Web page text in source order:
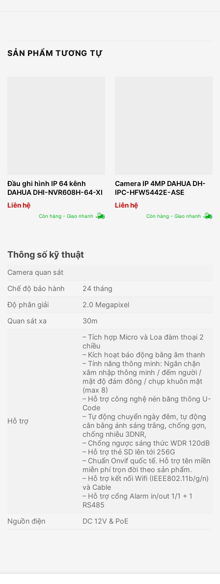
SẢN PHẨM TƯƠNG TỰ
Đầu ghi hình IP 64 kênh
DAHUA DHI-NVR608H-64-XI
Liên hệ
Còn hàng - Giao nhanh
Camera IP 4MP DAHUA DH-
IPC-HFW5442E-ASE
Liên hệ
Còn hàng - Giao nhanh
Thông số kỹ thuật
Camera quan sát
Chế độ bảo hành
24 tháng
Độ phân giải
2.0 Megapixel
Quan sát xa
30m
Hỗ trợ
– Tích hợp Micro và Loa đàm thoại 2
chiều
– Kích hoạt báo động bằng âm thanh
– Tính năng thông minh: Ngăn chặn
xâm nhập thông minh / đếm người /
mật độ đám đông / chụp khuôn mặt
(max 8)
– Hỗ trợ công nghệ nén băng thông U-
Code
– Tự động chuyển ngày đêm, tự động
cân bằng ánh sáng trắng, chống gợn,
chống nhiễu 3DNR,
– Chống ngược sáng thức WDR 120dB
– Hỗ trợ thẻ SD lên tới 256G
– Chuẩn Onvif quốc tế. Hỗ trợ tên miền
miễn phí trọn đời theo sản phẩm.
– Hỗ trợ kết nối Wifi (IEEE802.11b/g/n)
và Cable
– Hỗ trợ cổng Alarm in/out 1/1 + 1
RS485
Nguồn điện
DC 12V & PoE